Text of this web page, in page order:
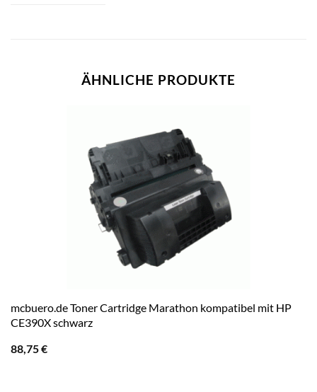
ÄHNLICHE PRODUKTE
mcbuero.de Toner Cartridge Marathon kompatibel mit HP
CE390X schwarz
88,75€